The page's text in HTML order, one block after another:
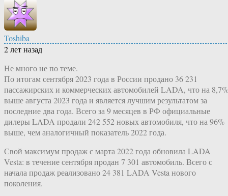
Toshiba
2 лет назад
Не много не по теме.
По итогам сентября 2023 года в России продано 36 231
пассажирских и коммерческих автомобилей LADA, что на 8,7%
выше августа 2023 года и является лучшим результатом за
последние два года. Всего за 9 месяцев в РФ официальные
дилеры LADA продали 242 552 новых автомобиля, что на 96%
выше, чем аналогичный показатель 2022 года.
Свой максимум продаж с марта 2022 года обновила LADA
Vesta: в течение сентября продан 7 301 автомобиль. Всего с
начала продаж реализовано 24 381 LADA Vesta нового
поколения.